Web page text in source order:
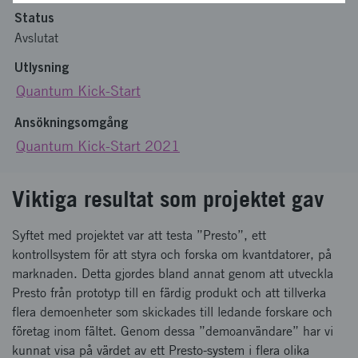
Status
Avslutat
Utlysning
Quantum Kick-Start
Ansökningsomgång
Quantum Kick-Start 2021
Viktiga resultat som projektet gav
Syftet med projektet var att testa ”Presto”, ett
kontrollsystem för att styra och forska om kvantdatorer, på
marknaden. Detta gjordes bland annat genom att utveckla
Presto från prototyp till en färdig produkt och att tillverka
flera demoenheter som skickades till ledande forskare och
företag inom fältet. Genom dessa ”demoanvändare” har vi
kunnat visa på värdet av ett Presto-system i flera olika